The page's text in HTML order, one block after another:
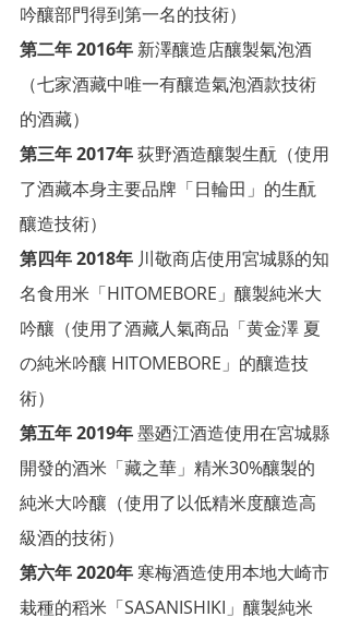
吟釀部門得到第一名的技術）
第二年 2016年 新澤釀造店釀製氣泡酒
（七家酒藏中唯一有釀造氣泡酒款技術
的酒藏）
第三年 2017年 荻野酒造釀製生酛（使用
了酒藏本身主要品牌「日輪田」的生酛
釀造技術）
第四年 2018年 川敬商店使用宮城縣的知
名食用米「HITOMEBORE」釀製純米大
吟釀（使用了酒藏人氣商品「黄金澤 夏
の純米吟釀 HITOMEBORE」的釀造技
術）
第五年 2019年 墨廼江酒造使用在宮城縣
開發的酒米「藏之華」精米30%釀製的
純米大吟釀（使用了以低精米度釀造高
級酒的技術）
第六年 2020年 寒梅酒造使用本地大崎市
栽種的稻米「SASANISHIKI」釀製純米